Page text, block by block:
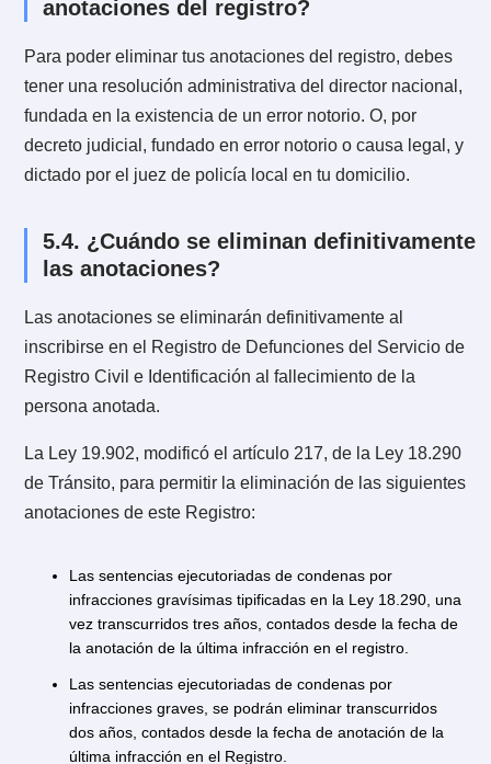
Público, Carabineros de Chile, Policía de
Investigaciones de Chile y Gendarmería de Chile.
También puede solicitarse a través de la página web
Registro Civil, para lo cual se requiere que el usuario
Clave Única.
5.Eliminación de antecedentes de
la hoja de vida del conductor
En este artículo te explicaremos en que consiste la
conducir, explicándote además qué es la hoja de
registro, para qué sirve y cómo debes efectuar los
trámites para eliminar tus anotaciones.
5.1. ¿Qué es el registro nacional de
conductores de vehículos